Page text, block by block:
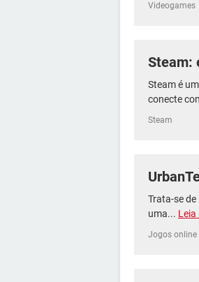
Videogames
Steam:
Steam é
conecte
Steam
Trata-se
uma... Leia
Jogos online